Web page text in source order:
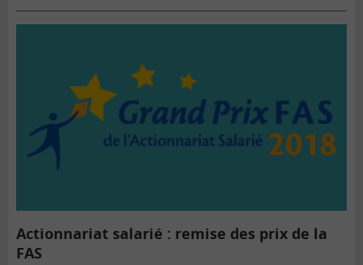
Actionnariat salarié : remise des prix de la
FAS